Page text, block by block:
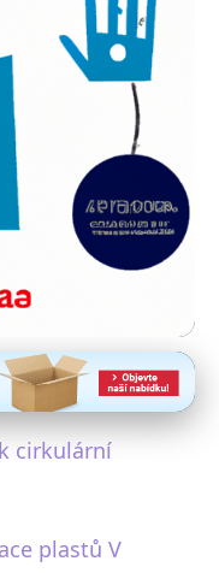
oživuje
cirkulární
plastů V